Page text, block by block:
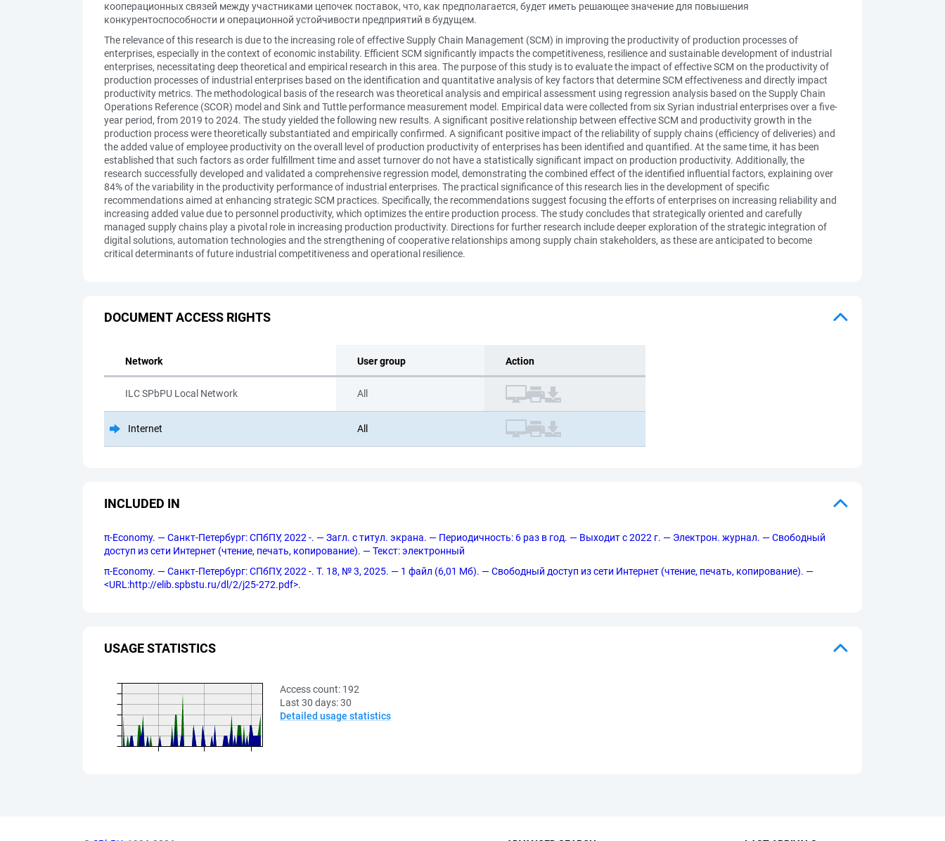
кооперационных связей между участниками цепочек поставок, что, как предполагается, будет иметь решающее значение для повышения
конкурентоспособности и операционной устойчивости предприятий в будущем.
The relevance of this research is due to the increasing role of effective Supply Chain Management (SCM) in improving the productivity of production processes of
enterprises, especially in the context of economic instability. Efficient SCM significantly impacts the competitiveness, resilience and sustainable development of industrial
enterprises, necessitating deep theoretical and empirical research in this area. The purpose of this study is to evaluate the impact of effective SCM on the productivity of
production processes of industrial enterprises based on the identification and quantitative analysis of key factors that determine SCM effectiveness and directly impact
productivity metrics. The methodological basis of the research was theoretical analysis and empirical assessment using regression analysis based on the Supply Chain
Operations Reference (SCOR) model and Sink and Tuttle performance measurement model. Empirical data were collected from six Syrian industrial enterprises over a five-
year period, from 2019 to 2024. The study yielded the following new results. A significant positive relationship between effective SCM and productivity growth in the
production process were theoretically substantiated and empirically confirmed. A significant positive impact of the reliability of supply chains (efficiency of deliveries) and
the added value of employee productivity on the overall level of production productivity of enterprises has been identified and quantified. At the same time, it has been
established that such factors as order fulfillment time and asset turnover do not have a statistically significant impact on production productivity. Additionally, the
research successfully developed and validated a comprehensive regression model, demonstrating the combined effect of the identified influential factors, explaining over
84% of the variability in the productivity performance of industrial enterprises. The practical significance of this research lies in the development of specific
recommendations aimed at enhancing strategic SCM practices. Specifically, the recommendations suggest focusing the efforts of enterprises on increasing reliability and
increasing added value due to personnel productivity, which optimizes the entire production process. The study concludes that strategically oriented and carefully
managed supply chains play a pivotal role in increasing production productivity. Directions for further research include deeper exploration of the strategic integration of
digital solutions, automation technologies and the strengthening of cooperative relationships among supply chain stakeholders, as these are anticipated to become
critical determinants of future industrial competitiveness and operational resilience.
DOCUMENT ACCESS RIGHTS
Network User group Action
ILC SPbPU Local Network All
Internet All
INCLUDED IN
π-Economy. — Санкт-Петербург: СПбПУ, 2022 -. — Загл. с титул. экрана. — Периодичность: 6 раз в год. — Выходит с 2022 г. — Электрон. журнал. — Свободный
доступ из сети Интернет (чтение, печать, копирование). — Текст: электронный
π-Economy. — Санкт-Петербург: СПбПУ, 2022 -. Т. 18, № 3, 2025. — 1 файл (6,01 Мб). — Свободный доступ из сети Интернет (чтение, печать, копирование). —
<URL:http://elib.spbstu.ru/dl/2/j25-272.pdf>.
USAGE STATISTICS
Access count: 192
Last 30 days:30
Detailed usage statistics